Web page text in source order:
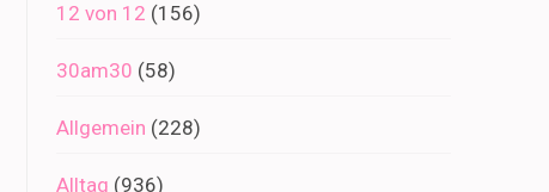
12 von 12 (156)
30am30 (58)
Allgemein (228)
Alltag (936)